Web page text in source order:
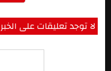
لا توجد تعليقات على الخبر